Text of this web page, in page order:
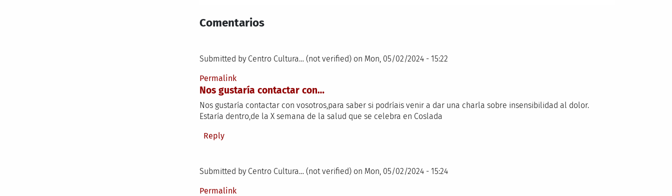
Comentarios
Submitted by Centro Cultura… (not verified) on Mon, 05/02/2024 - 15:22
Permalink
Nos gustaría contactar con…
Nos gustaría contactar con vosotros,para saber si podríais venir a dar una charla sobre insensibilidad al dolor.
Estaría dentro,de la X semana de la salud que se celebra en Coslada
Reply
Submitted by Centro Cultura… (not verified) on Mon, 05/02/2024 - 15:24
Permalink